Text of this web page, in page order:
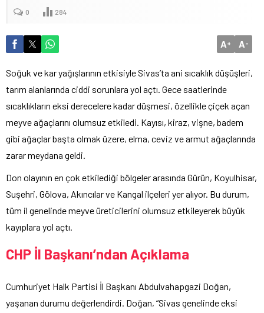
0 284
A+ A-
Soğuk ve kar yağışlarının etkisiyle Sivas’ta ani sıcaklık düşüşleri,
tarım alanlarında ciddi sorunlara yol açtı. Gece saatlerinde
sıcaklıkların eksi derecelere kadar düşmesi, özellikle çiçek açan
meyve ağaçlarını olumsuz etkiledi. Kayısı, kiraz, vişne, badem
gibi ağaçlar başta olmak üzere, elma, ceviz ve armut ağaçlarında
zarar meydana geldi.
Don olayının en çok etkilediği bölgeler arasında Gürün, Koyulhisar,
Suşehri, Gölova, Akıncılar ve Kangal ilçeleri yer alıyor. Bu durum,
tüm il genelinde meyve üreticilerini olumsuz etkileyerek büyük
kayıplara yol açtı.
CHP İl Başkanı’ndan Açıklama
Cumhuriyet Halk Partisi İl Başkanı Abdulvahapgazi Doğan,
yaşanan durumu değerlendirdi. Doğan, “Sivas genelinde eksi